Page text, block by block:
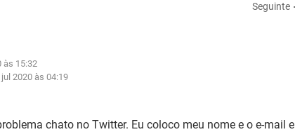
Seguinte
às 15:32
2020 às 04:19
chato no Twitter. Eu coloco meu nome e o e-mail e